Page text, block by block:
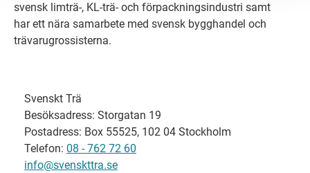
svensk limträ-, KL-trä- och förpackningsindustri samt
har ett nära samarbete med svensk bygghandel och
trävarugrossisterna.
Svenskt Trä
Besöksadress: Storgatan 19
Postadress: Box 55525, 102 04 Stockholm
Telefon: 08 - 762 72 60
info@svenskttra.se